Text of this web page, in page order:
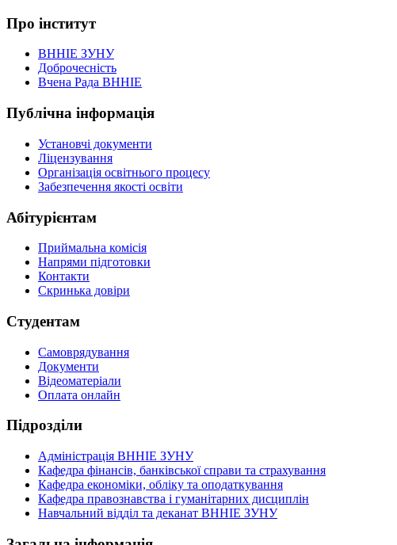
Про інститут
ВННІЕ ЗУНУ
Доброчесність
Вчена Рада ВННІЕ
Публічна інформація
Установчі документи
Ліцензування
Організація освітнього процесу
Забезпечення якості освіти
Абітурієнтам
Приймальна комісія
Напрями підготовки
Контакти
Скринька довіри
Студентам
Самоврядування
Документи
Відеоматеріали
Оплата онлайн
Підрозділи
Адміністрація ВННІЕ ЗУНУ
Кафедра фінансів, банківської справи та страхування
Кафедра економіки, обліку та оподаткування
Кафедра правознавства і гуманітарних дисциплін
Навчальний відділ та деканат ВННІЕ ЗУНУ